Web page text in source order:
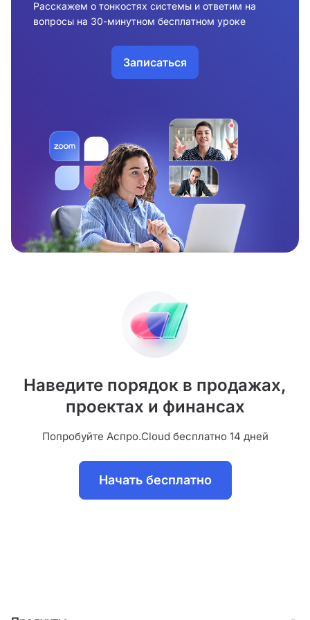
Расскажем о тонкостях системы и ответим на
вопросы на 30-минутном бесплатном уроке
Записаться
Наведите порядок в продажах,
проектах и финансах
Попробуйте Аспро.Cloud бесплатно 14 дней
Начать бесплатно